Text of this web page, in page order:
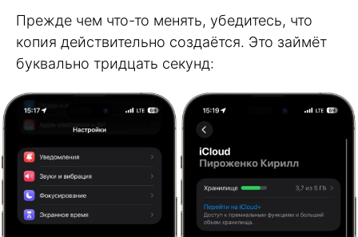
Прежде чем что-то менять, убедитесь, что
копия действительно создаётся. Это займёт
буквально тридцать секунд: